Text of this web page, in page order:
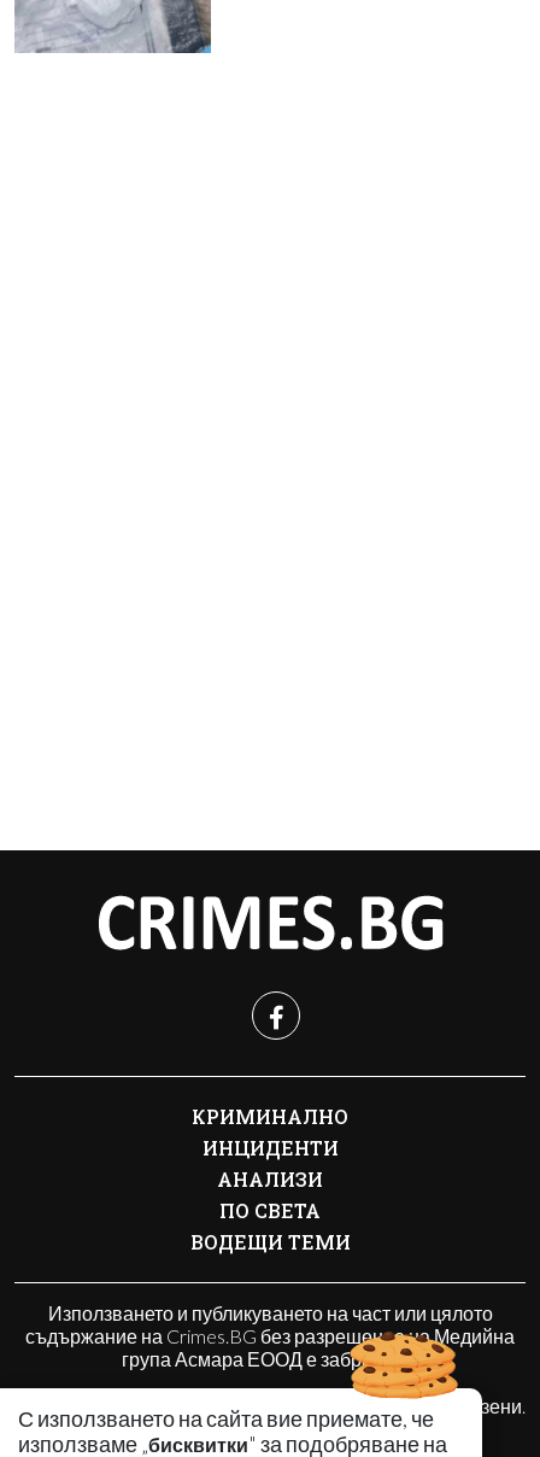
С използването на сайта вие приемате, че
използваме „бисквитки" за подобряване на
КРИМИНАЛНО
ИНЦИДЕНТИ
АНАЛИЗИ
ПО СВЕТА
ВОДЕЩИ ТЕМИ
Използването и публикуването на част или цялото
съдържание на Crimes.BG без разрешение на Медийна
група Асмара ЕООД е забранено.
© 2010 - 2026 | Crimes.BG. Всички права запазени.